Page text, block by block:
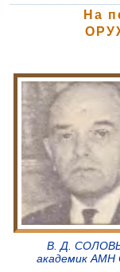
На
В. Д.
академик AMH